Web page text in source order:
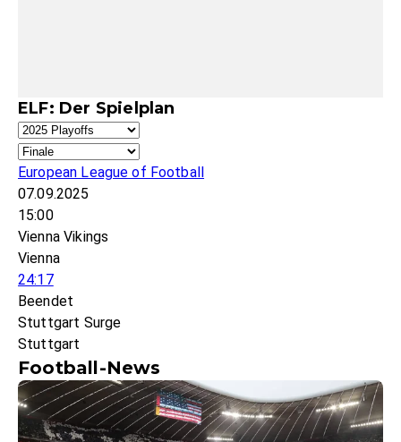
ELF: Der Spielplan
European League of Football
07.09.2025
15:00
Vienna Vikings
Vienna
24:17
Beendet
Stuttgart Surge
Stuttgart
Football-News